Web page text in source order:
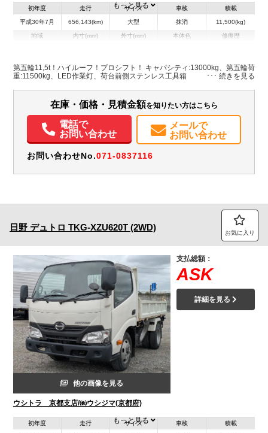
初年度
平成30年7月
走行
656,143(km)
サイズ
大型
車検
抹消
積載
11,500(kg)
地域 内寸(mm) 外寸(mm)
H:3,460
本体色 修復歴
パワステ パワーウィンドウ ABS エアバッグ
アルミホイール
ETC
もっと見る
第五輪11,5t！ハイルーフ！プロシフト！ キャパシティ:13000kg、第五輪荷
重:11500kg、LED作業灯、荷台前側ステンレス工具箱
在庫・価格・見積金額を知りたい方はこちら
電話で
お問い合わせ
メールで
お問い合わせ
お問い合わせNo.071-0837116
日野 デュトロ TKG-XZU620T (2WD) お気に入り
他の画像を見る
ウシトラ 京都支店/㈱ウシジマ(京都府)
支払総額：
ASK
詳細を見る
初年度 走行 サイズ 車検 積載
もっと見る